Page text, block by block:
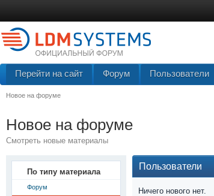
Перейти на сайт Форум Пользователи
Новое на форуме
Новое на форуме
Смотреть новые материалы
По типу материала
Форум
Пользователи
Ничего нового нет.